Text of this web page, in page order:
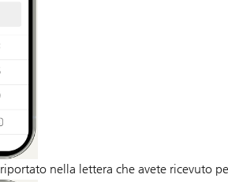
riportato nella lettera che avete ricevuto